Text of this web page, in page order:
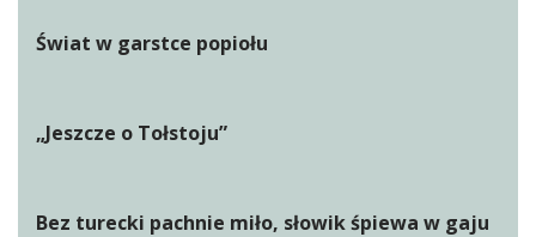
Świat w garstce popiołu
„Jeszcze o Tołstoju”
Bez turecki pachnie miło, słowik śpiewa w gaju